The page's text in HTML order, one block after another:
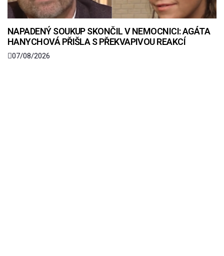
NAPADENÝ SOUKUP SKONČIL V NEMOCNICI: AGÁTA
HANYCHOVÁ PŘIŠLA S PŘEKVAPIVOU REAKCÍ
07/08/2026